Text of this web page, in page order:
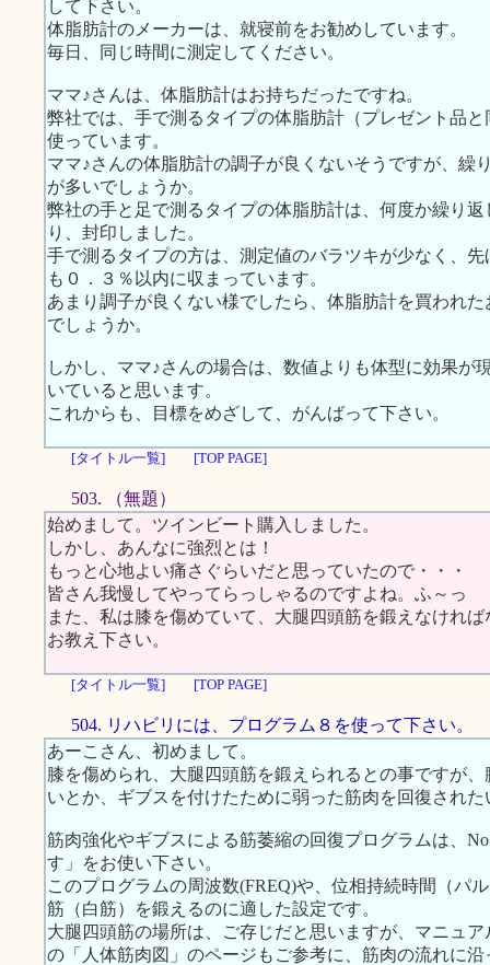
して下さい。
体脂肪計のメーカーは、就寝前をお勧めしています。
毎日、同じ時間に測定してください。
ママ♪さんは、体脂肪計はお持ちだったですね。
弊社では、手で測るタイプの体脂肪計（プレゼント品
使っています。
ママ♪さんの体脂肪計の調子が良くないそうですが、繰
が多いでしょうか。
弊社の手と足で測るタイプの体脂肪計は、何度か繰り
り、封印しました。
手で測るタイプの方は、測定値のバラツキが少なく、
も０．３％以内に収まっています。
あまり調子が良くない様でしたら、体脂肪計を買われ
でしょうか。
しかし、ママ♪さんの場合は、数値よりも体型に効果が
いていると思います。
これからも、目標をめざして、がんばって下さい。
[タイトル一覧] [TOP PAGE]
503. （無題）
始めまして。ツインビート購入しました。
しかし、あんなに強烈とは！
もっと心地よい痛さぐらいだと思っていたので・・・
皆さん我慢してやってらっしゃるのですよね。ふ～っ
また、私は膝を傷めていて、大腿四頭筋を鍛えなけれ
お教え下さい。
[タイトル一覧] [TOP PAGE]
504. リハビリには、プログラム８を使って下さい。
あーこさん、初めまして。
膝を傷められ、大腿四頭筋を鍛えられるとの事ですが
いとか、ギブスを付けたために弱った筋肉を回復され
筋肉強化やギブスによる筋萎縮の回復プログラムは、
す」をお使い下さい。
このプログラムの周波数(FREQ)や、位相持続時間（パ
筋（白筋）を鍛えるのに適した設定です。
大腿四頭筋の場所は、ご存じだと思いますが、マニュ
の「人体筋肉図」のページもご参考に、筋肉の流れに